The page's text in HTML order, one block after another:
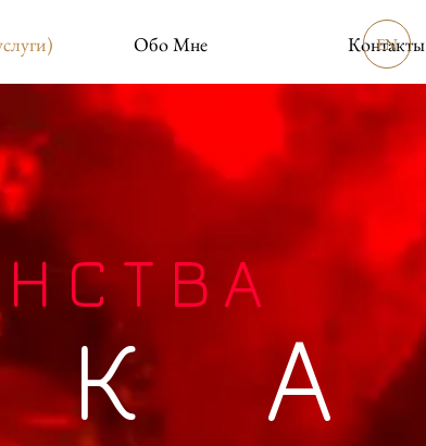
Обо Мне Контакты
EN
К А